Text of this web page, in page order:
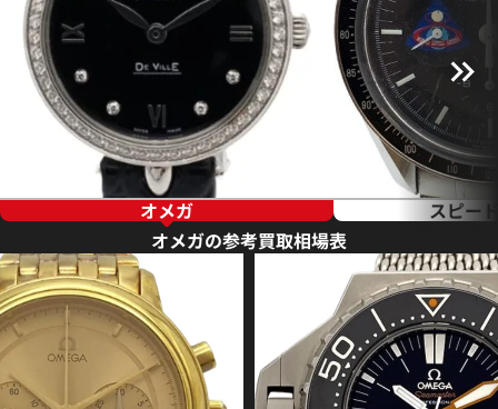
オメガ
スピー
オメガの参考買取相場表